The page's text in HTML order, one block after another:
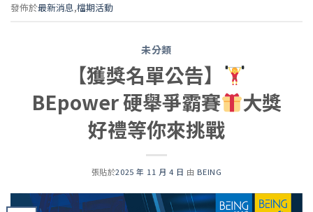
發佈於最新消息,檔期活動
未分類
【獲獎名單公告】
BEpower 硬舉爭霸賽
大獎
好禮等你來挑戰
張貼於2025 年 11 月 4 日 由 BEING